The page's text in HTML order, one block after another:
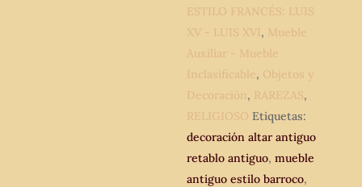
cm.
Tabla
decorativa
pared.
cantidad
ESTILO FRANCÉS: LUIS
XV - LUIS XVI, Mueble
Auxiliar - Mueble
Inclasificable, Objetos y
Decoración, RAREZAS,
RELIGIOSO Etiquetas:
decoración altar antiguo
retablo antiguo,mueble
antiguo estilo barroco,